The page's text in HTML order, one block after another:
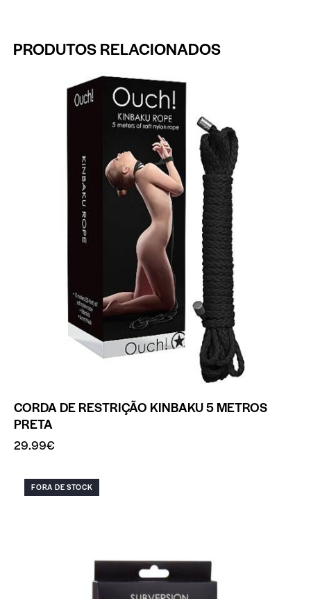
PRODUTOS RELACIONADOS
CORDA DE RESTRIÇÃO KINBAKU 5 METROS
PRETA
29.99€
FORA DE STOCK